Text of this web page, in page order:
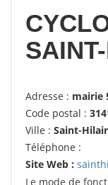
Adresse : mairie
Code postal :
Ville : Saint-
Téléphone :
Site Web :
Le mode de